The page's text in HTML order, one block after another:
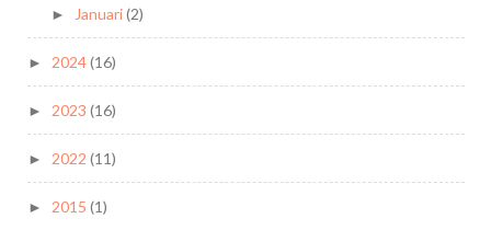
► Januari(2)
► 2024(16)
► 2023 (16)
► 2022 (11)
► 2015 (1)